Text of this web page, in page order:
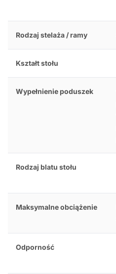
Rodzaj stelaża / ramy
Kształt stołu
Wypełnienie poduszek
Rodzaj blatu stołu
Maksymalne obciążenie
Odporność